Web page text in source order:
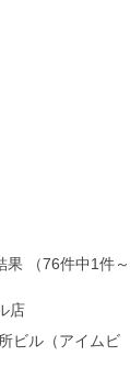
果
（76件中1件～
店
ビル（アイムビ